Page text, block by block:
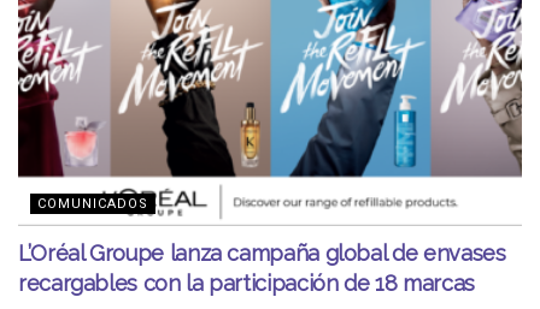
COMUNICADOS
L’Oréal Groupe lanza campaña global de envases
recargables con la participación de 18 marcas